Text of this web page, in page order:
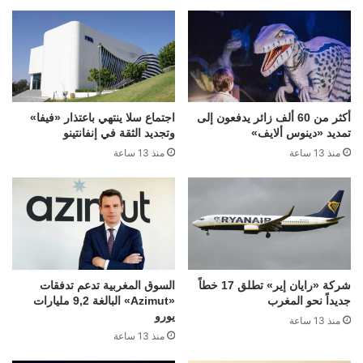
أكثر من 60 ألف زائر يدفعون إلى
تمديد «دينوس ألايف»
منذ 13 ساعة
اجتماع سلا ينتهي باعتذار «فيفا»
وتجديد الثقة في إنفانتينو
منذ 13 ساعة
شركة «رايان إير» تطلق 17 خطاً
جديداً نحو المغرب
منذ 13 ساعة
السوق المغربية تدعم تدفقات
«Azimut» البالغة 9,2 مليارات
يورو
منذ 13 ساعة